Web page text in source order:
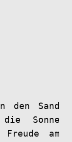
den Sand
Sonne
am